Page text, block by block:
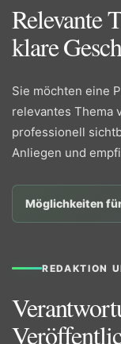
Relevante
klare
Sie möchten eine
relevantes Thema
professionell
Anliegen und
Möglichkeiten
REDAKTION